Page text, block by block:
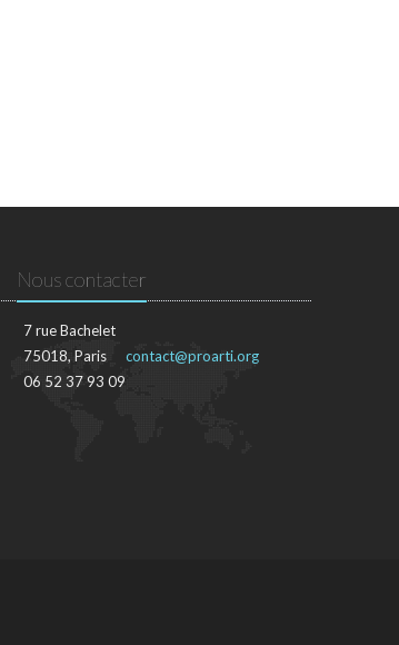
Nous contacter
7 rue Bachelet
75018, Paris
06 52 37 93 09
contact@proarti.org